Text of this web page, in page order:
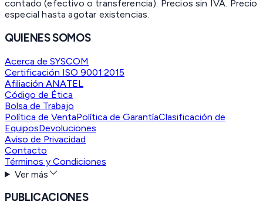
contado (efectivo o transferencia). Precios sin IVA. Precio
especial hasta agotar existencias.
QUIENES SOMOS
Acerca de SYSCOM
Certificación ISO 9001:2015
Afiliación ANATEL
Código de Ética
Bolsa de Trabajo
Política de VentaPolítica de GarantíaClasificación de
EquiposDevoluciones
Aviso de Privacidad
Contacto
Términos y Condiciones
Ver más
PUBLICACIONES